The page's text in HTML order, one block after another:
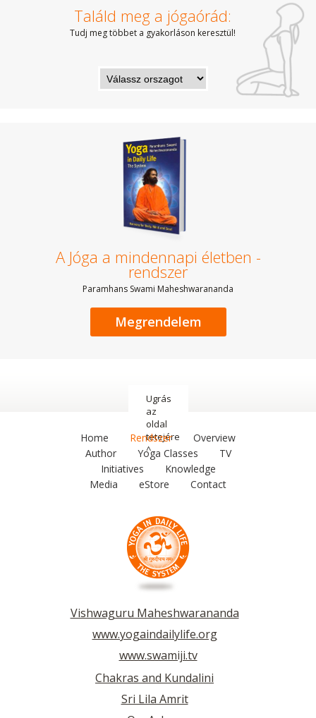
Találd meg a jógaórád:
Tudj meg többet a gyakorláson keresztül!
A Jóga a mindennapi életben -
rendszer
Paramhans Swami Maheshwarananda
Megrendelem
Ugrás
az
oldal
tetejére
^
Home Rendszer
Overview
Author
Yoga Classes
TV
Initiatives
Knowledge
Media
eStore Contact
Vishwaguru Maheshwarananda
www.yogaindailylife.org
www.swamiji.tv
Chakras and Kundalini
Sri Lila Amrit